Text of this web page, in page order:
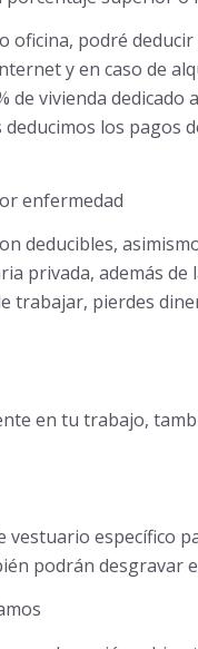
oficina, podré
y en caso de
vivienda dedicado
los pagos
enfermedad
deducibles,
privada, además de
trabajar, pierdes
en tu trabajo,
específico
podrán desgravar